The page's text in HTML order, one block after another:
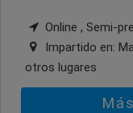
Online , Semi-
Impartido en:
otros lugares